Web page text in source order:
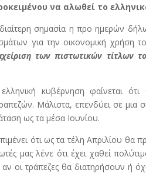
να αλωθεί το
σημασία η προ ημερών
για την οικονομική χρήση
των πιστωτικών τίτλων
κυβέρνηση φαίνεται
Μάλιστα, επενδύει σε μια
ως τα μέσα Ιουνίου.
ότι ως τα τέλη Απριλίου
μας λένε ότι έχει χαθεί
οι τράπεζες θα διατηρήσουν ή